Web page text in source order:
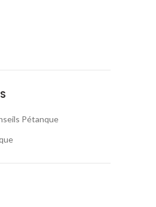
Pétanque